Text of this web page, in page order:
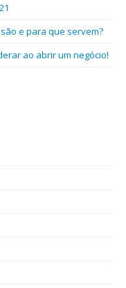
e para que servem?
ao abrir um negócio!